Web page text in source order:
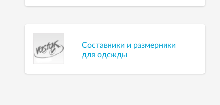
Составники и размерники
для одежды